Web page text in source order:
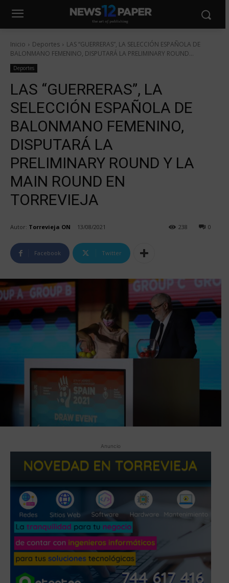
Inicio Deportes
LAS “GUERRERAS”, LA SELECCIÓN ESPAÑOLA DE
BALONMANO FEMENINO, DISPUTARÁ LA PRELIMINARY ROUND...
Deportes
LAS “GUERRERAS”, LA
SELECCIÓN ESPAÑOLA DE
BALONMANO FEMENINO,
DISPUTARÁ LA
PRELIMINARY ROUND Y LA
MAIN ROUND EN
TORREVIEJA
Autor: Torrevieja ON 13/08/2021 0
238
Facebook Twitter
Anuncio